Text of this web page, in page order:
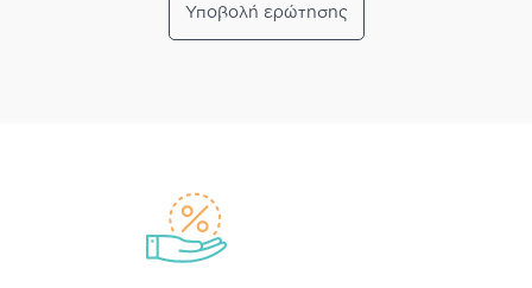
Υποβολή ερώτησης